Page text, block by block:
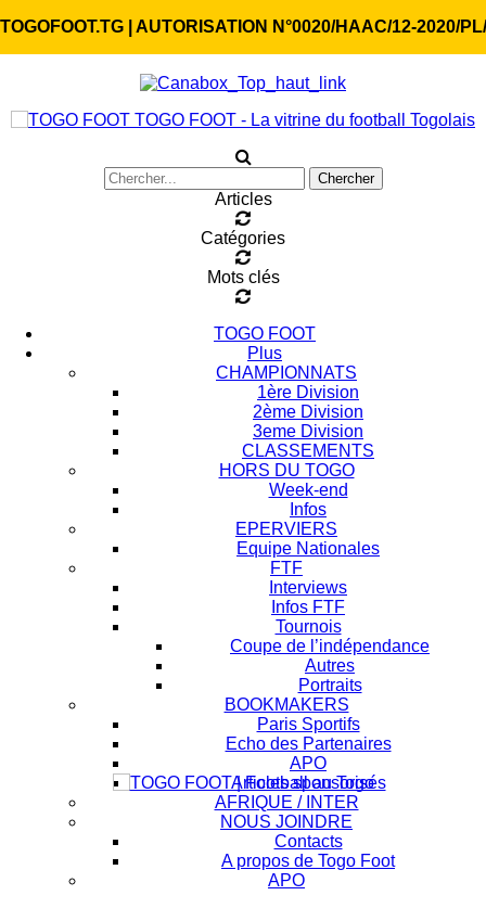
TOGOFOOT.TG | AUTORISATION N°0020/HAAC/12-2020/
TOGO FOOT - La vitrine du football Togolais
Articles
Catégories
Mots clés
TOGO FOOT
Plus
CHAMPIONNATS
1ère Division
2ème Division
3eme Division
CLASSEMENTS
HORS DU TOGO
Week-end
Infos
EPERVIERS
Equipe Nationales
FTF
Interviews
Infos FTF
Tournois
Coupe de l’indépendance
Autres
Portraits
BOOKMAKERS
Paris Sportifs
Echo des Partenaires
APO
Articles sponsorisés
AFRIQUE / INTER
NOUS JOINDRE
Contacts
A propos de Togo Foot
APO